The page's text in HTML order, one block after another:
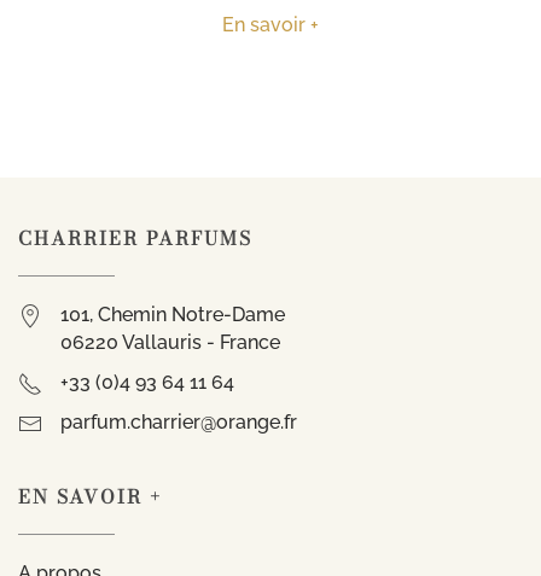
En savoir +
CHARRIER PARFUMS
101, Chemin Notre-Dame
06220 Vallauris - France
+33 (0)4 93 64 11 64
parfum.charrier@orange.fr
EN SAVOIR +